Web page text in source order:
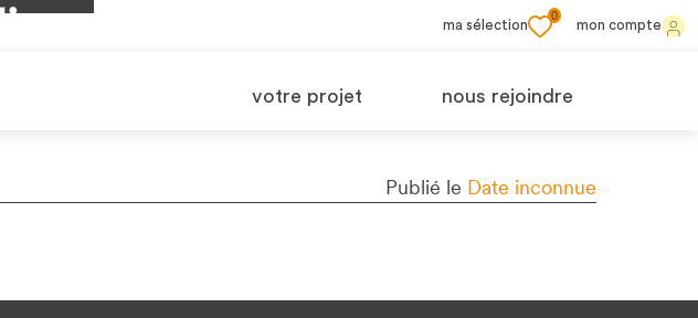
ma sélection
0
mon compte
votre projet nous rejoindre
Publié le Date inconnue